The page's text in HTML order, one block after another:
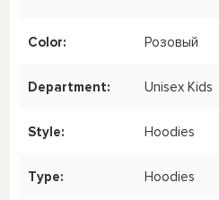
Color: Розовый
Department: Unisex Kids
Style: Hoodies
Type: Hoodies